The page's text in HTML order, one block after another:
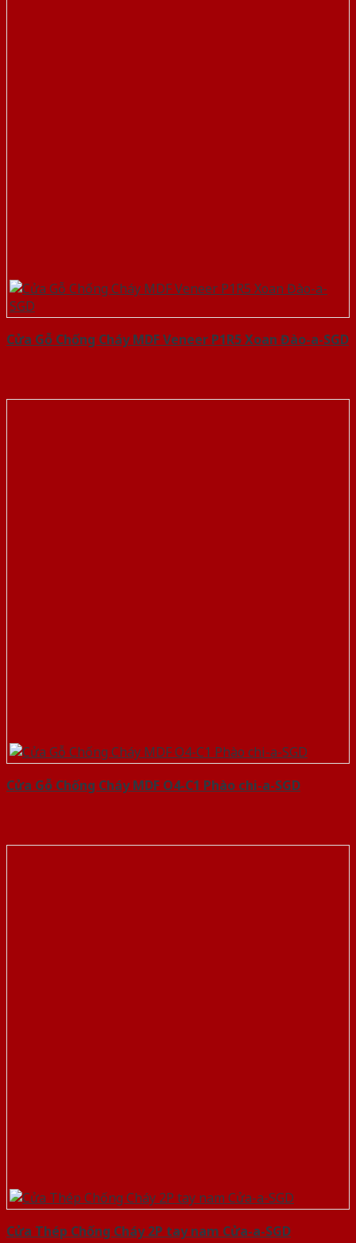
Cửa Gỗ Chống Cháy MDF Veneer P1R5 Xoan Đào-a-SGD
Cửa Gỗ Chống Cháy MDF O4-C1 Phào chi-a-SGD
Cửa Thép Chống Cháy 2P tay nam Cửa-a-SGD